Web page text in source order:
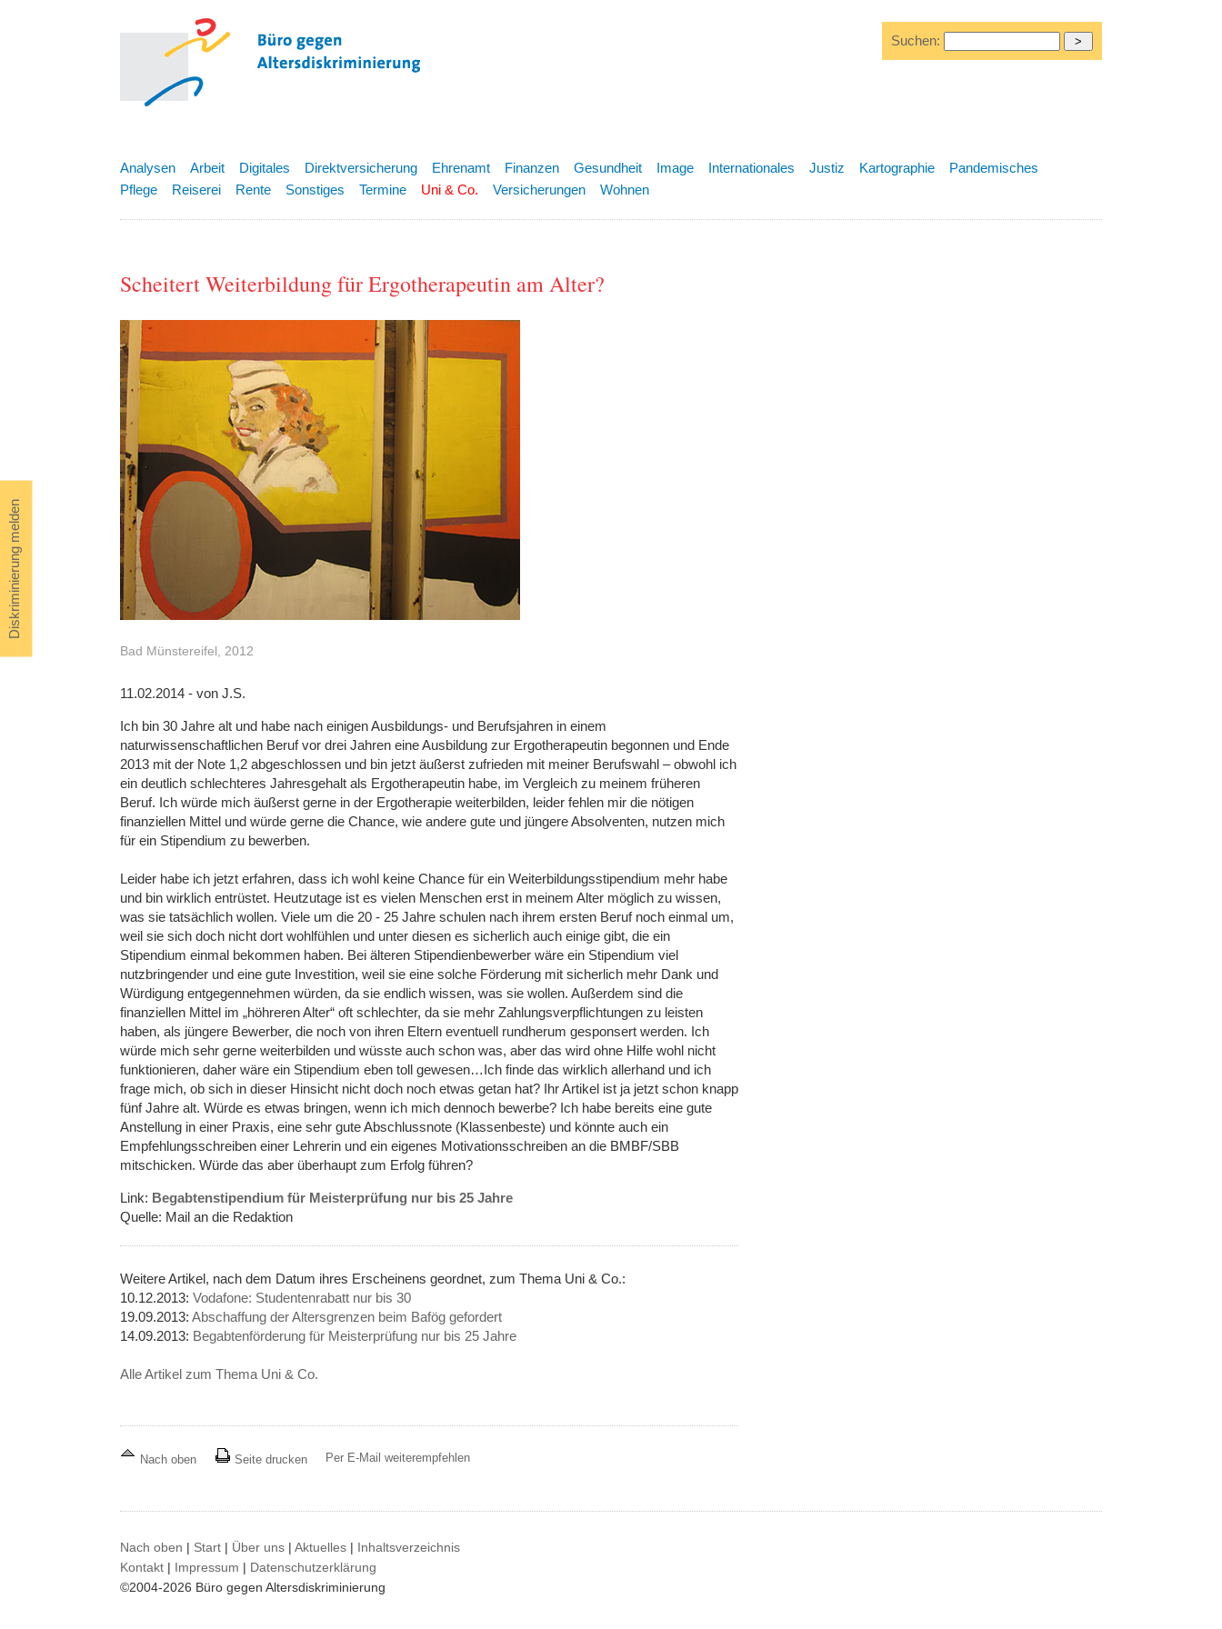
Diskriminierung melden
Suchen:
Analysen Arbeit Digitales Direktversicherung Ehrenamt Finanzen Gesundheit Image Internationales Justiz Kartographie
Pandemisches
Pflege
Reiserei Rente Sonstiges Termine Uni & Co. Versicherungen Wohnen
Scheitert Weiterbildung für Ergotherapeutin am Alter?
Bad Münstereifel, 2012
11.02.2014 - von J.S.
Ich bin 30 Jahre alt und habe nach einigen Ausbildungs- und Berufsjahren in einem
naturwissenschaftlichen Beruf vor drei Jahren eine Ausbildung zur Ergotherapeutin begonnen und Ende
2013 mit der Note 1,2 abgeschlossen und bin jetzt äußerst zufrieden mit meiner Berufswahl – obwohl ich
ein deutlich schlechteres Jahresgehalt als Ergotherapeutin habe, im Vergleich zu meinem früheren
Beruf. Ich würde mich äußerst gerne in der Ergotherapie weiterbilden, leider fehlen mir die nötigen
finanziellen Mittel und würde gerne die Chance, wie andere gute und jüngere Absolventen, nutzen mich
für ein Stipendium zu bewerben.
Leider habe ich jetzt erfahren, dass ich wohl keine Chance für ein Weiterbildungsstipendium mehr habe
und bin wirklich entrüstet. Heutzutage ist es vielen Menschen erst in meinem Alter möglich zu wissen,
was sie tatsächlich wollen. Viele um die 20 - 25 Jahre schulen nach ihrem ersten Beruf noch einmal um,
weil sie sich doch nicht dort wohlfühlen und unter diesen es sicherlich auch einige gibt, die ein
Stipendium einmal bekommen haben. Bei älteren Stipendienbewerber wäre ein Stipendium viel
nutzbringender und eine gute Investition, weil sie eine solche Förderung mit sicherlich mehr Dank und
Würdigung entgegennehmen würden, da sie endlich wissen, was sie wollen. Außerdem sind die
finanziellen Mittel im „höhreren Alter“ oft schlechter, da sie mehr Zahlungsverpflichtungen zu leisten
haben, als jüngere Bewerber, die noch von ihren Eltern eventuell rundherum gesponsert werden. Ich
würde mich sehr gerne weiterbilden und wüsste auch schon was, aber das wird ohne Hilfe wohl nicht
funktionieren, daher wäre ein Stipendium eben toll gewesen…Ich finde das wirklich allerhand und ich
frage mich, ob sich in dieser Hinsicht nicht doch noch etwas getan hat? Ihr Artikel ist ja jetzt schon knapp
fünf Jahre alt. Würde es etwas bringen, wenn ich mich dennoch bewerbe? Ich habe bereits eine gute
Anstellung in einer Praxis, eine sehr gute Abschlussnote (Klassenbeste) und könnte auch ein
Empfehlungsschreiben einer Lehrerin und ein eigenes Motivationsschreiben an die BMBF/SBB
mitschicken. Würde das aber überhaupt zum Erfolg führen?
Link: Begabtenstipendium für Meisterprüfung nur bis 25 Jahre
Quelle: Mail an die Redaktion
Weitere Artikel, nach dem Datum ihres Erscheinens geordnet, zum Thema Uni & Co.:
10.12.2013: Vodafone: Studentenrabatt nur bis 30
19.09.2013: Abschaffung der Altersgrenzen beim Bafög gefordert
14.09.2013: Begabtenförderung für Meisterprüfung nur bis 25 Jahre
Alle Artikel zum Thema Uni & Co.
Nach oben Seite drucken Per E-Mail weiterempfehlen
Nach oben | Start | Über uns | Aktuelles | Inhaltsverzeichnis
Kontakt | Impressum | Datenschutzerklärung
©2004-2026 Büro gegen Altersdiskriminierung